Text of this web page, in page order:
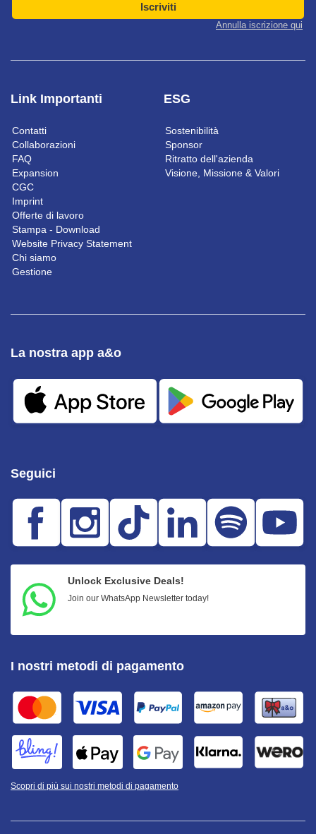
Link Importanti
Contatti
Collaborazioni
FAQ
Expansion
CGC
Imprint
Offerte di lavoro
Stampa - Download
Website Privacy Statement
Chi siamo
Gestione
ESG
Sostenibilità
Sponsor
Ritratto dell'azienda
Visione, Missione & Valori
Iscriviti
Annulla iscrizione qui
Seguici
Unlock Exclusive Deals!
Join our WhatsApp Newsletter today!
La nostra app a&o
I nostri metodi di pagamento
Scopri di più sui nostri metodi di pagamento